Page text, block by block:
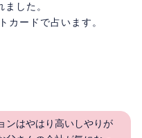
した。
カードで占います。
ンはやはり高いしやりが